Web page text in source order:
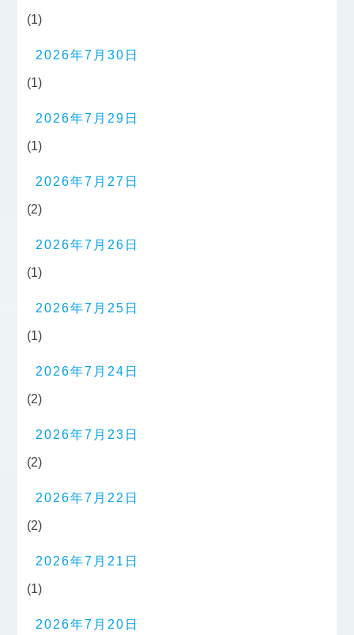
(1)
2026年7月30日
(1)
2026年7月29日
(1)
2026年7月27日
(2)
2026年7月26日
(1)
2026年7月25日
(1)
2026年7月24日
(2)
2026年7月23日
(2)
2026年7月22日
(2)
2026年7月21日
(1)
2026年7月20日